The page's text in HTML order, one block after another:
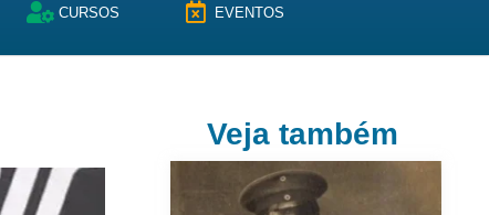
CURSOS EVENTOS
Veja também